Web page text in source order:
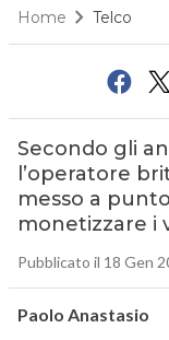
Home Telco
Secondo gli
l’operatore
messo a
monetizzare i
Pubblicato il 18 Gen
Paolo Anastasio